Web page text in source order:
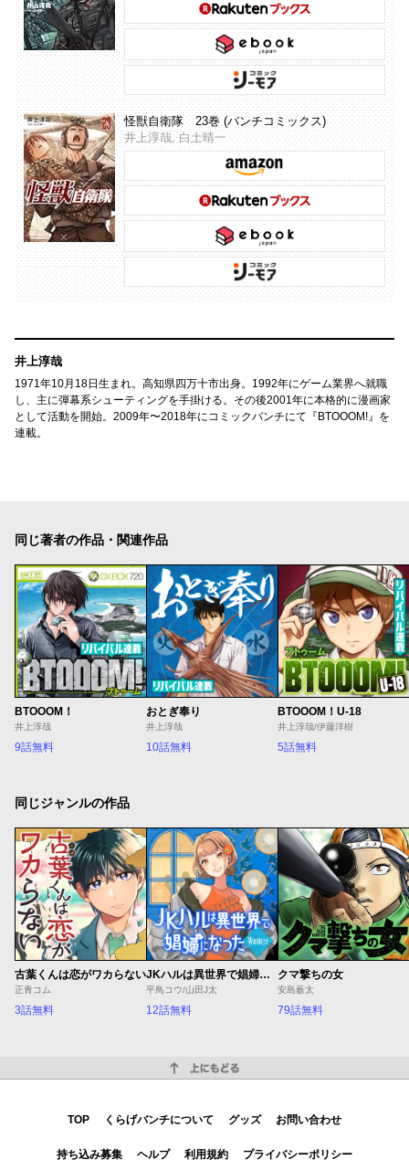
怪獣自衛隊 23巻 (バンチコミックス)
井上淳哉, 白土晴一
井上淳哉
1971年10月18日生まれ。高知県四万十市出身。1992年にゲーム業界へ就職
し、主に弾幕系シューティングを手掛ける。その後2001年に本格的に漫画家
として活動を開始。2009年〜2018年にコミックバンチにて『BTOOOM!』を
連載。
同じ著者の作品・関連作品
BTOOOM！
井上淳哉
9話無料
おとぎ奉り
井上淳哉
10話無料
BTOOOM！U-18
井上淳哉/伊藤洋樹
5話無料
同じジャンルの作品
古葉くんは恋がワカらない
正青コム
3話無料
JKハルは異世界で娼婦になった Winter
平鳥コウ/山田J太
12話無料
クマ撃ちの女
安島薮太
79話無料
TOP くらげバンチについて グッズ お問い合わせ
持ち込み募集 ヘルプ 利用規約 プライバシーポリシー